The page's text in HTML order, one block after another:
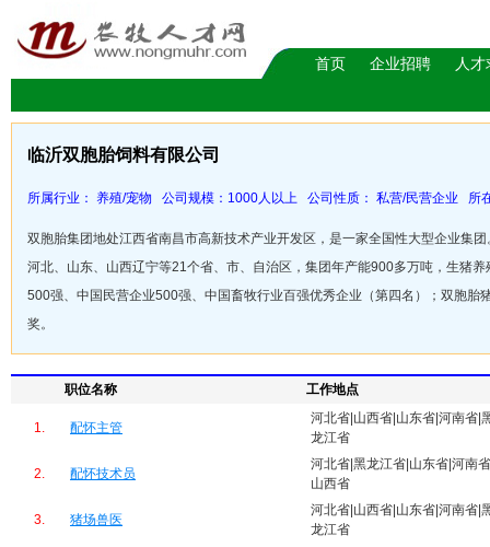
首页 企业招聘 人
临沂双胞胎饲料有限公司
所属行业： 养殖/宠物 公司规模：1000人以上 公司性质： 私营/民营企业 所
双胞胎集团地处江西省南昌市高新技术产业开发区，是一家全国性大型企业集
河北、山东、山西辽宁等21个省、市、自治区，集团年产能900多万吨，生猪
500强、中国民营企业500强、中国畜牧行业百强优秀企业（第四名）；双胞
奖。
职位名称 工作地点
1. 配怀主管
河北省|山西省|山东省|河南省|
龙江省
2. 配怀技术员
河北省|黑龙江省|山东省|河南
山西省
3. 猪场兽医
河北省|山西省|山东省|河南省|
龙江省